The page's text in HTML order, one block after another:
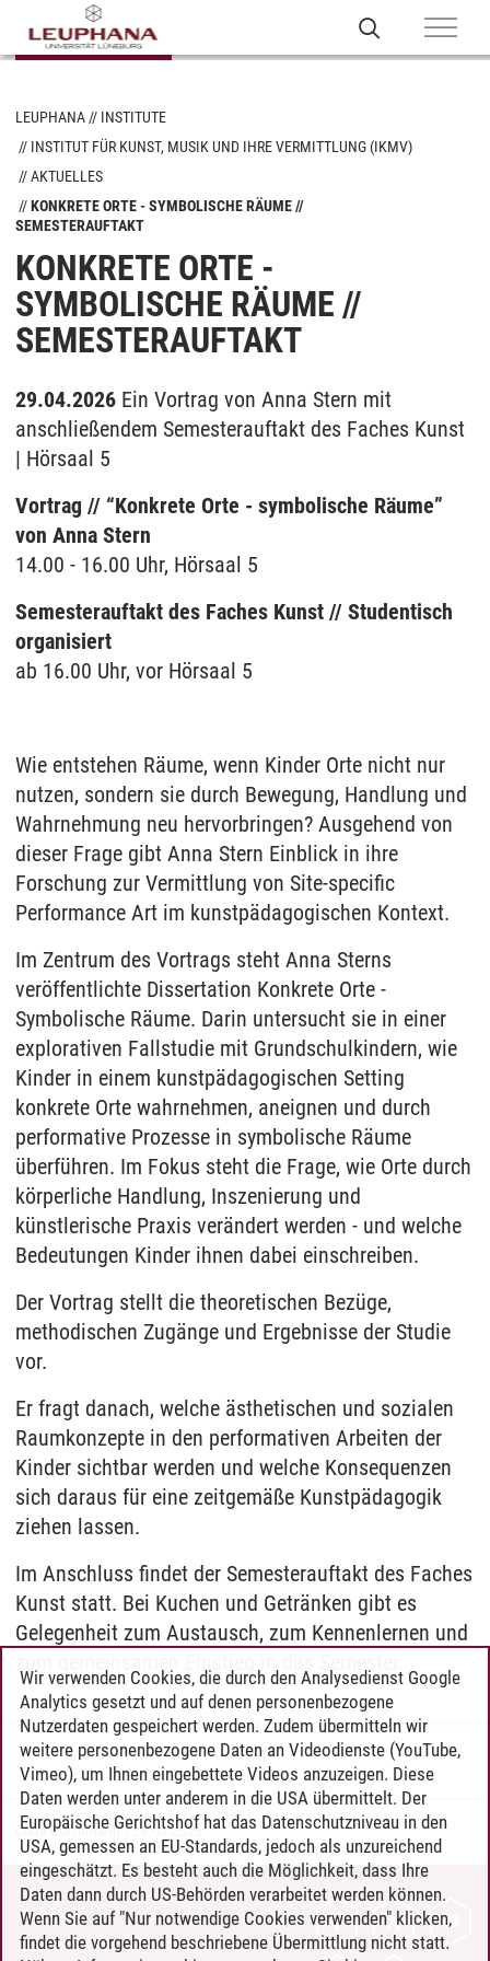
LEUPHANA
INSTITUTE
INSTITUT FÜR KUNST, MUSIK UND IHRE VERMITTLUNG (IKMV)
AKTUELLES
KONKRETE ORTE - SYMBOLISCHE RÄUME //
SEMESTERAUFTAKT
KONKRETE ORTE -
SYMBOLISCHE RÄUME //
SEMESTERAUFTAKT
29.04.2026 Ein Vortrag von Anna Stern mit
anschließendem Semesterauftakt des Faches Kunst
| Hörsaal 5
Vortrag // “Konkrete Orte - symbolische Räume”
von Anna Stern
14.00 - 16.00 Uhr, Hörsaal 5
Semesterauftakt des Faches Kunst // Studentisch
organisiert
ab 16.00 Uhr, vor Hörsaal 5
Wie entstehen Räume, wenn Kinder Orte nicht nur
nutzen, sondern sie durch Bewegung, Handlung und
Wahrnehmung neu hervorbringen? Ausgehend von
dieser Frage gibt Anna Stern Einblick in ihre
Forschung zur Vermittlung von Site-specific
Performance Art im kunstpädagogischen Kontext.
Im Zentrum des Vortrags steht Anna Sterns
veröffentlichte Dissertation Konkrete Orte -
Symbolische Räume. Darin untersucht sie in einer
explorativen Fallstudie mit Grundschulkindern, wie
Kinder in einem kunstpädagogischen Setting
konkrete Orte wahrnehmen, aneignen und durch
performative Prozesse in symbolische Räume
überführen. Im Fokus steht die Frage, wie Orte durch
körperliche Handlung, Inszenierung und
künstlerische Praxis verändert werden - und welche
Bedeutungen Kinder ihnen dabei einschreiben.
Der Vortrag stellt die theoretischen Bezüge,
methodischen Zugänge und Ergebnisse der Studie
vor.
Er fragt danach, welche ästhetischen und sozialen
Raumkonzepte in den performativen Arbeiten der
Kinder sichtbar werden und welche Konsequenzen
sich daraus für eine zeitgemäße Kunstpädagogik
ziehen lassen.
Im Anschluss findet der Semesterauftakt des Faches
Kunst statt. Bei Kuchen und Getränken gibt es
Gelegenheit zum Austausch, zum Kennenlernen und
Clara Borchmann/29.04.2026
KONTAKT
LEUPHANA ALS ARBEITGEBER
Wir verwenden Cookies, die durch den Analysedienst Google
Analytics gesetzt und auf denen personenbezogene
Nutzerdaten gespeichert werden. Zudem übermitteln wir
weitere personenbezogene Daten an Videodienste (YouTube,
Vimeo), um Ihnen eingebettete Videos anzuzeigen. Diese
Daten werden unter anderem in die USA übermittelt. Der
Europäische Gerichtshof hat das Datenschutzniveau in den
USA, gemessen an EU-Standards, jedoch als unzureichend
eingeschätzt. Es besteht auch die Möglichkeit, dass Ihre
Daten dann durch US-Behörden verarbeitet werden können.
Wenn Sie auf "Nur notwendige Cookies verwenden" klicken,
findet die vorgehend beschriebene Übermittlung nicht statt.